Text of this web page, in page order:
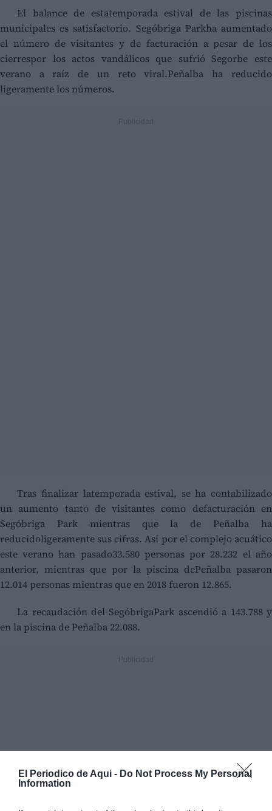
El Periodico de Aqui - Do Not Process My Personal
Information
El balance de estatemporada estival de las piscinas
municipales es satisfactorio. Segóbriga Parkha aumentado
el número de visitantes y de facturación a pesar de los
cierrespor los actos vandálicos que sufrió Segorbe este
verano a raíz de un reto viral.Peñalba ha reducido
ligeramente los números.
Tras finalizar latemporada estival, se ha contabilizado
un aumento tanto de visitantes como defacturación en
Segóbriga Park mientras que la de Peñalba ha
reducidoligeramente sus cifras. Así por el complejo acuático
este verano han pasado33.580 personas por 28.232 el año
anterior, mientras que por la piscina dePeñalba pasaron
12.014 personas mientras que en 2018 fueron 12.865.
La recaudación del SegóbrigaPark ascendió a 143.788 y
en la piscina de Peñalba 22.088.